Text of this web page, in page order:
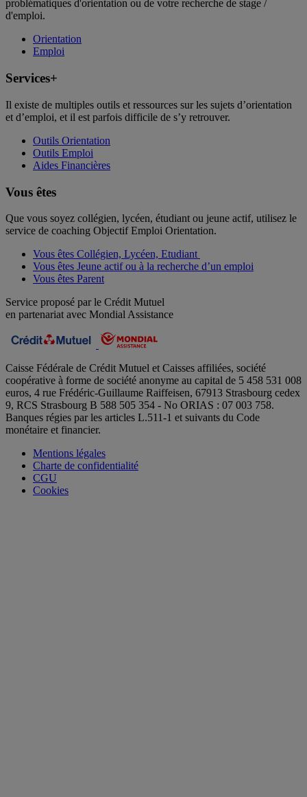
problématiques d'orientation ou de votre recherche de stage /
d'emploi.
Orientation
Emploi
Services+
Il existe de multiples outils et ressources sur les sujets d’orientation
et d’emploi, et il est parfois difficile de s’y retrouver.
Outils Orientation
Outils Emploi
Aides Financières
Vous êtes
Que vous soyez collégien, lycéen, étudiant ou jeune actif, utilisez le
service de coaching Objectif Emploi Orientation.
Vous êtes Collégien, Lycéen, Etudiant
Vous êtes Jeune actif ou à la recherche d’un emploi
Vous êtes Parent
Service proposé par le Crédit Mutuel
en partenariat avec Mondial Assistance
Caisse Fédérale de Crédit Mutuel et Caisses affiliées, société
coopérative à forme de société anonyme au capital de 5 458 531 008
euros, 4 rue Frédéric-Guillaume Raiffeisen, 67913 Strasbourg cedex
9, RCS Strasbourg B 588 505 354 - No ORIAS : 07 003 758.
Banques régies par les articles L.511-1 et suivants du Code
monétaire et financier.
Mentions légales
Charte de confidentialité
CGU
Cookies